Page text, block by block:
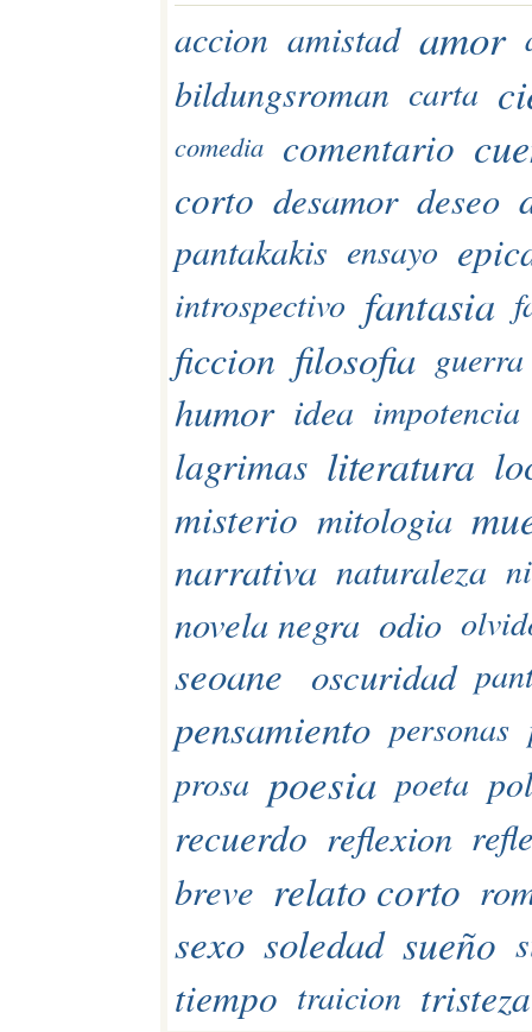
accion amistad amor
bildungsroman carta
comedia comentario
corto desamor deseo
pantakakis ensayo
introspectivo fantasia
ficcion filosofia guerra
humor idea impotencia
lagrimas literatura
misterio mitologia
narrativa naturaleza
novela negra odio
seoane oscuridad
pensamiento personas
prosa poesia poeta
recuerdo reflexion
breve relato corto
sexo soledad sueño
tiempo traicion tristeza